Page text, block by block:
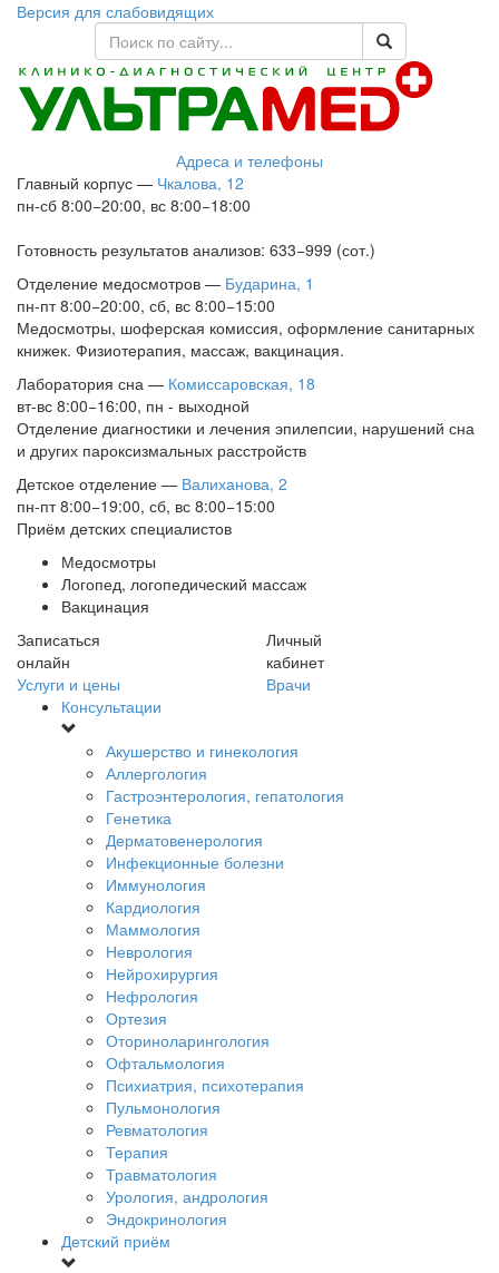
Версия для слабовидящих
Адреса и телефоны
Главный корпус — Чкалова, 12
пн-сб 8:00−20:00, вс 8:00−18:00
Готовность результатов анализов: 633−999 (сот.)
Отделение медосмотров — Бударина, 1
пн-пт 8:00−20:00, сб, вс 8:00−15:00
Медосмотры, шоферская комиссия, оформление санитарных
книжек. Физиотерапия, массаж, вакцинация.
Лаборатория сна — Комиссаровская, 18
вт-вс 8:00−16:00, пн - выходной
Отделение диагностики и лечения эпилепсии, нарушений сна
и других пароксизмальных расстройств
Детское отделение — Валиханова, 2
пн-пт 8:00−19:00, сб, вс 8:00−15:00
Приём детских специалистов
Медосмотры
Логопед, логопедический массаж
Вакцинация
Записаться
онлайн
Личный
кабинет
Услуги и цены
Врачи
Консультации
Акушерство и гинекология
Аллергология
Гастроэнтерология, гепатология
Генетика
Дерматовенерология
Инфекционные болезни
Иммунология
Кардиология
Маммология
Неврология
Нейрохирургия
Нефрология
Ортезия
Оториноларингология
Офтальмология
Психиатрия, психотерапия
Пульмонология
Ревматология
Терапия
Травматология
Урология, андрология
Эндокринология
Детский приём